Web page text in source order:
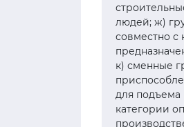
людей; ж)
совместно с
к) сменные
для подъема
категории